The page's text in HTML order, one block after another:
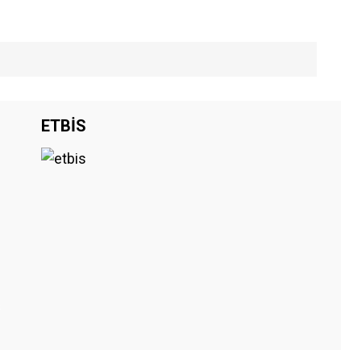
ETBİS